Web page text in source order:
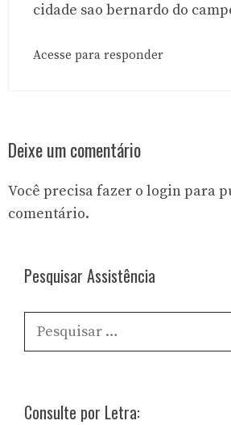
cidade sao bernardo do
Acesse para responder
Deixe um comentário
Você precisa fazer o loginpara
comentário.
Pesquisar Assistência
Pesquisar
por:
Consulte por Letra: